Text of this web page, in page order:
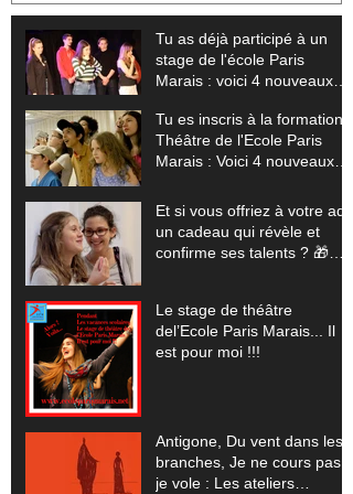
ton talent (+ tes vidéos offertes)
Tu as déjà participé à un
stage de l'école Paris
Marais : voici 4 nouveaux
talent (+ tes vidéos offertes)
Tu es inscris à la formation
Théâtre de l'Ecole Paris
Marais : Voici 4 nouveaux
limites (+ tes vidéos
offertes) 🎬
Et si vous offriez à votre ado
un cadeau qui révèle et
confirme ses talents ? 🎁
théâtre, cinéma, comédie
musicale, improvisation)
Le stage de théâtre
del’Ecole Paris Marais... Il
est pour moi !!!
Antigone, Du vent dans les
branches, Je ne cours pas
je vole : Les ateliers